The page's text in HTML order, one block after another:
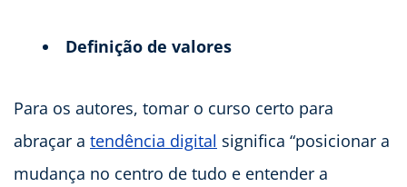
Definição de valores
Para os autores, tomar o curso certo para
abraçar a tendência digital significa “posicionar a
mudança no centro de tudo e entender a